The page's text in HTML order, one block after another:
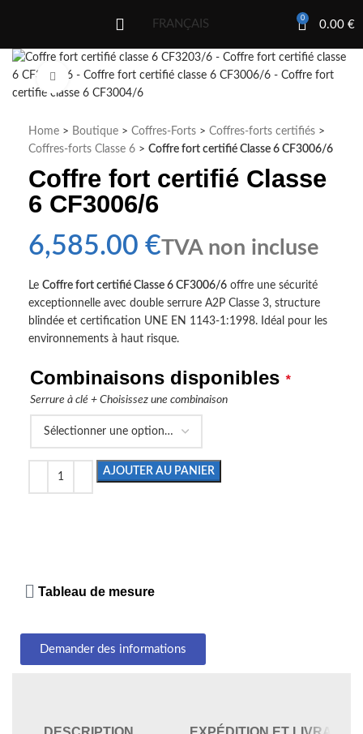
FRANÇAIS 0 0.00 €
Click to enlarge
Home > Boutique > Coffres-Forts > Coffres-forts certifiés >
Coffres-forts Classe 6 > Coffre fort certifié Classe 6 CF3006/6
Coffre fort certifié Classe
6 CF3006/6
€
Le Coffre fort certifié Classe 6 CF3006/6 offre une sécurité
exceptionnelle avec double serrure A2P Classe 3, structure
blindée et certification UNE EN 1143-1:1998. Idéal pour les
environnements à haut risque.
Combinaisons disponibles *
Serrure à clé + Choisissez une combinaison
AJOUTER AU PANIER
Tableau de mesure
Demander des informations